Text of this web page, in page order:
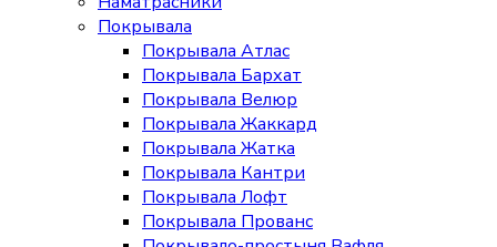
Покрывала
Покрывала Атлас
Покрывала Бархат
Покрывала Велюр
Покрывала Жаккард
Покрывала Жатка
Покрывала Кантри
Покрывала Лофт
Покрывала Прованс